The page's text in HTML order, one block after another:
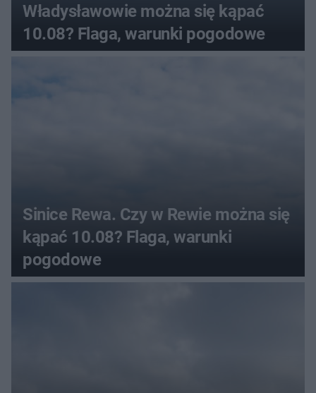
Władysławowie można się kąpać
10.08? Flaga, warunki pogodowe
Sinice Rewa. Czy w Rewie można się
kąpać 10.08? Flaga, warunki
pogodowe